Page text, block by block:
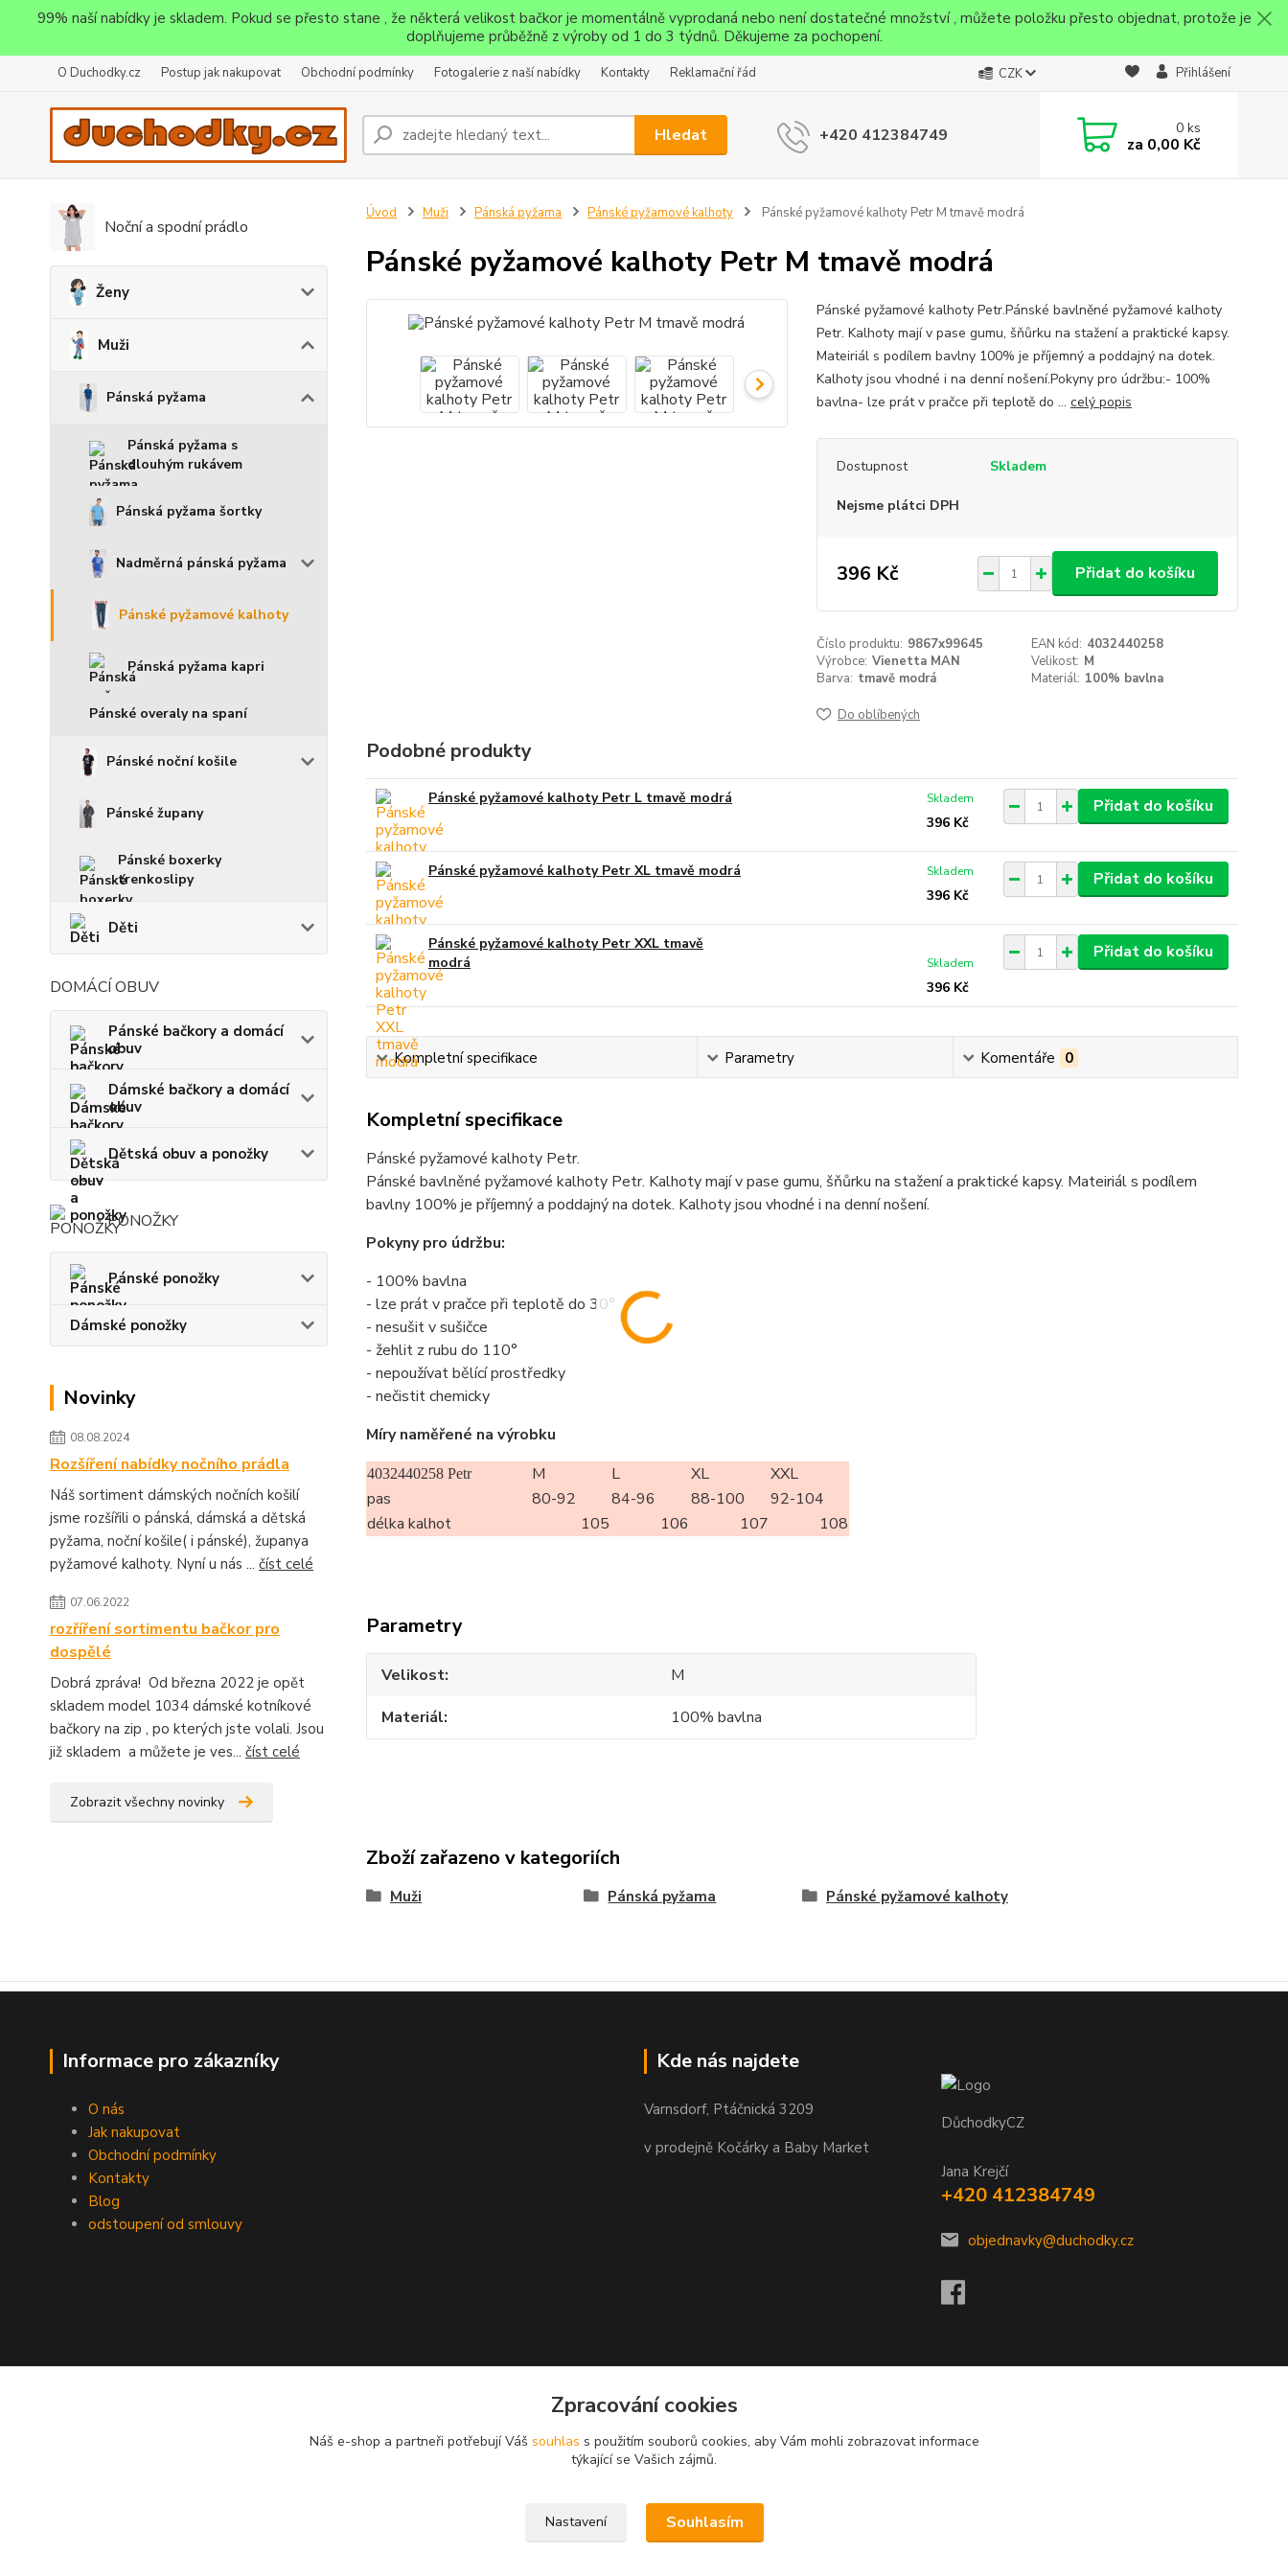
99% naší nabídky je skladem. Pokud se přesto stane , že některá velikost bačkor je momentálně vyprodaná nebo není dostatečné množství , můžete položku přesto objednat, protože je
doplňujeme průběžně z výroby od 1 do 3 týdnů. Děkujeme za pochopení.
O Duchodky.cz Postup jak nakupovat Obchodní podmínky Fotogalerie z naší nabídky Kontakty Reklamační řád CZK Přihlášení
Hledat +420 412384749 0ks
za 0,00 Kč
Noční a spodní prádlo
Ženy
Muži
Pánská pyžama
Pánská pyžama s
dlouhým rukávem
Pánská pyžama šortky
Nadměrná pánská pyžama
Pánské pyžamové kalhoty
Pánská pyžama kapri
Pánské overaly na spaní
Pánské noční košile
Pánské župany
Pánské boxerky
trenkoslipy
Děti
DOMÁCÍ OBUV
Pánské bačkory a domácí
obuv
Dámské bačkory a domácí
obuv
Dětská obuv a ponožky
PONOŽKY
Pánské ponožky
Dámské ponožky
Novinky
08.08.2024
Rozšíření nabídky nočního prádla
Náš sortiment dámských nočních košilí
jsme rozšířili o pánská, dámská a dětská
pyžama, noční košile( i pánské), županya
pyžamové kalhoty. Nyní u nás ... číst celé
07.06.2022
rozříření sortimentu bačkor pro
dospělé
Dobrá zpráva! Od března 2022 je opět
skladem model 1034 dámské kotníkové
bačkory na zip , po kterých jste volali. Jsou
již skladem a můžete je ves... číst celé
Zobrazit všechny novinky
Úvod Muži Pánská pyžama Pánské pyžamové kalhoty Pánské pyžamové kalhoty Petr M tmavě modrá
Pánské pyžamové kalhoty Petr M tmavě modrá
Pánské pyžamové kalhoty Petr.Pánské bavlněné pyžamové kalhoty
Petr. Kalhoty mají v pase gumu, šňůrku na stažení a praktické kapsy.
Mateiriál s podílem bavlny 100% je příjemný a poddajný na dotek.
Kalhoty jsou vhodné i na denní nošení.Pokyny pro údržbu:- 100%
bavlna- lze prát v pračce při teplotě do ... celý popis
Dostupnost Skladem
Nejsme plátci DPH
396 Kč Přidat do košíku
Číslo produktu: 9867x99645 EAN kód: 4032440258
Výrobce: Vienetta MAN Velikost: M
Barva: tmavě modrá Materiál: 100% bavlna
Do oblíbených
Podobné produkty
Pánské pyžamové kalhoty Petr L tmavě modrá
396 Kč
Skladem Přidat do košíku
Pánské pyžamové kalhoty Petr XL tmavě modrá
396 Kč
Skladem Přidat do košíku
Pánské pyžamové kalhoty Petr XXL tmavě
modrá
396 Kč
Skladem
Přidat do košíku
Kompletní specifikace Parametry Komentáře 0
Kompletní specifikace
Pánské pyžamové kalhoty Petr.
Pánské bavlněné pyžamové kalhoty Petr. Kalhoty mají v pase gumu, šňůrku na stažení a praktické kapsy. Mateiriál s podílem
bavlny 100% je příjemný a poddajný na dotek. Kalhoty jsou vhodné i na denní nošení.
Pokyny pro údržbu:
- 100% bavlna
- lze prát v pračce při teplotě do 30°
- nesušit v sušičce
- žehlit z rubu do 110°
- nepoužívat bělící prostředky
- nečistit chemicky
Míry naměřené na výrobku
4032440258 Petr M L XL
XXL
pas
80-92 84-96 88-100
92-104
délka kalhot
105 106 107 108
Parametry
Velikost
M
Materiál
100% bavlna
Zboží zařazeno v kategoriích
Muži Pánská pyžama Pánské pyžamové kalhoty
Informace pro zákazníky
O nás
Jak nakupovat
Obchodní podmínky
Kontakty
Blog
odstoupení od smlouvy
Kde nás najdete
Varnsdorf, Ptáčnická 3209
v prodejně Kočárky a Baby Market
DůchodkyCZ
Jana Krejčí
+420 412384749
objednavky@duchodky.cz
Zpracování cookies
Náš e-shop a partneři potřebují Váš souhlas s použitím souborů cookies, aby Vám mohli zobrazovat informace
týkající se Vašich zájmů.
Nastavení Souhlasím